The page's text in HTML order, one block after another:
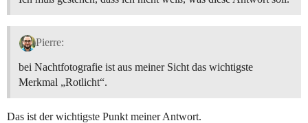
Pierre:
bei Nachtfotografie ist aus meiner Sicht das wichtigste
Merkmal „Rotlicht“.
Das ist der wichtigste Punkt meiner Antwort.